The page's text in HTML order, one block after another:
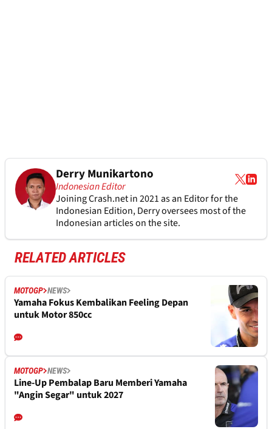
Derry Munikartono
Indonesian Editor
Joining Crash.net in 2021 as an Editor for the
Indonesian Edition, Derry oversees most of the
Indonesian articles on the site.
RELATED ARTICLES
MOTOGP NEWS
Yamaha Fokus Kembalikan Feeling Depan
untuk Motor 850cc
MOTOGP NEWS
Line-Up Pembalap Baru Memberi Yamaha
"Angin Segar" untuk 2027